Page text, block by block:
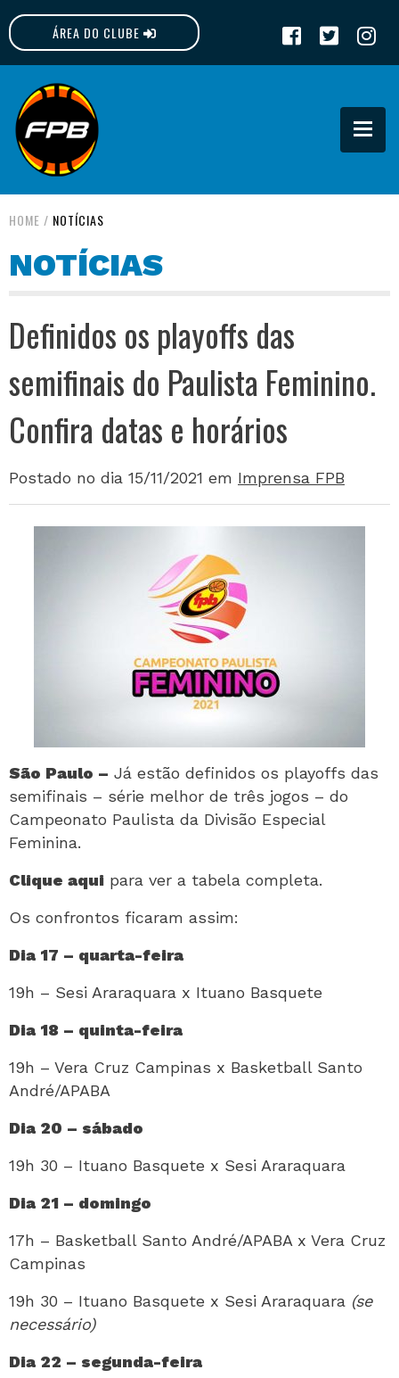
ÁREA DO CLUBE
FPB
HOME / NOTÍCIAS
NOTÍCIAS
Definidos os playoffs das
semifinais do Paulista Feminino.
Confira datas e horários
Postado no dia 15/11/2021 em Imprensa FPB
São Paulo – Já estão definidos os playoffs das
semifinais – série melhor de três jogos – do
Campeonato Paulista da Divisão Especial
Feminina.
Clique aqui para ver a tabela completa.
Os confrontos ficaram assim:
Dia 17 – quarta-feira
19h – Sesi Araraquara x Ituano Basquete
Dia 18 – quinta-feira
19h – Vera Cruz Campinas x Basketball Santo
André/APABA
Dia 20 – sábado
19h 30 – Ituano Basquete x Sesi Araraquara
Dia 21 – domingo
17h – Basketball Santo André/APABA x Vera Cruz
Campinas
19h 30 – Ituano Basquete x Sesi Araraquara (se
necessário)
Dia 22 – segunda-feira